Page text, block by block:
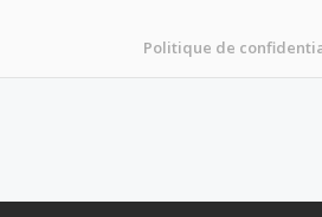
Politique de